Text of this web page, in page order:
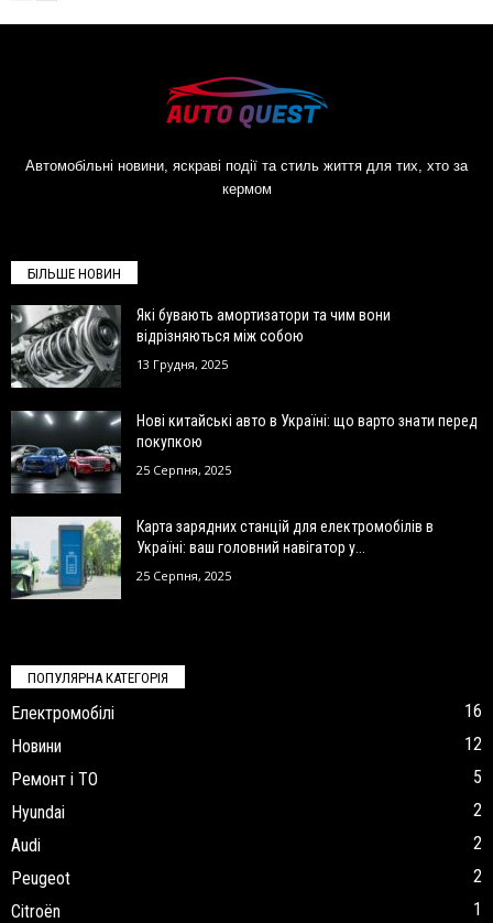
Автомобільні новини, яскраві події та стиль життя для тих, хто за
кермом
БІЛЬШЕ НОВИН
Які бувають амортизатори та чим вони
відрізняються між собою
13 Грудня, 2025
Нові китайські авто в Україні: що варто знати перед
покупкою
25 Серпня, 2025
Карта зарядних станцій для електромобілів в
Україні: ваш головний навігатор у...
25 Серпня, 2025
ПОПУЛЯРНА КАТЕГОРІЯ
Електромобілі
16
Новини
12
Ремонт і ТО
5
Hyundai
2
Audi
2
Peugeot
2
Citroën
1